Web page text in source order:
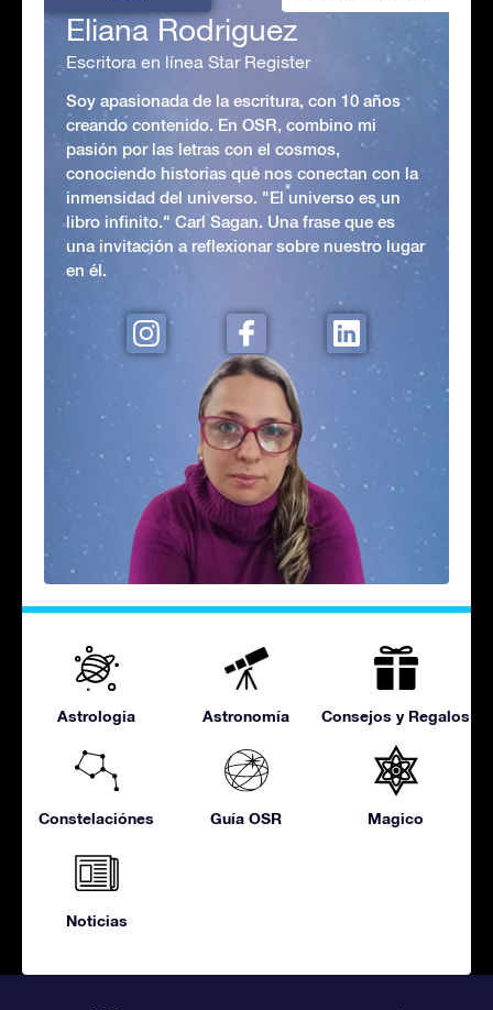
Eliana Rodriguez
Escritora en línea Star Register
Soy apasionada de la escritura, con 10 años
creando contenido. En OSR, combino mi
pasión por las letras con el cosmos,
conociendo historias que nos conectan con la
inmensidad del universo. "El universo es un
libro infinito." Carl Sagan. Una frase que es
una invitación a reflexionar sobre nuestro lugar
en él.
Astrologia Astronomía Consejos y Regalos
Constelaciónes Guía OSR Magico
Noticias